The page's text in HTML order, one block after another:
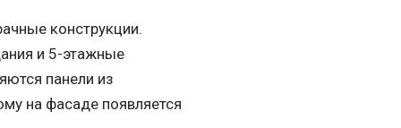
конструкции.
и 5-этажные
панели из
на фасаде появляется